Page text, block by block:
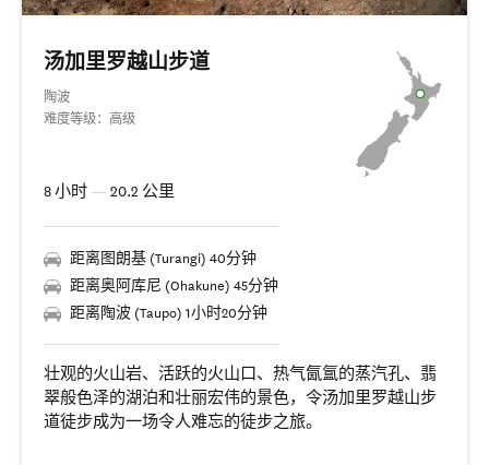
汤加里罗越山步道
陶波
难度等级：高级
8 小时 — 20.2 公里
距离图朗基 (Turangi) 40分钟
距离奥阿库尼 (Ohakune) 45分钟
距离陶波 (Taupo) 1小时20分钟
壮观的火山岩、活跃的火山口、热气氤氲的蒸汽孔、翡
翠般色泽的湖泊和壮丽宏伟的景色，令汤加里罗越山步
道徒步成为一场令人难忘的徒步之旅。